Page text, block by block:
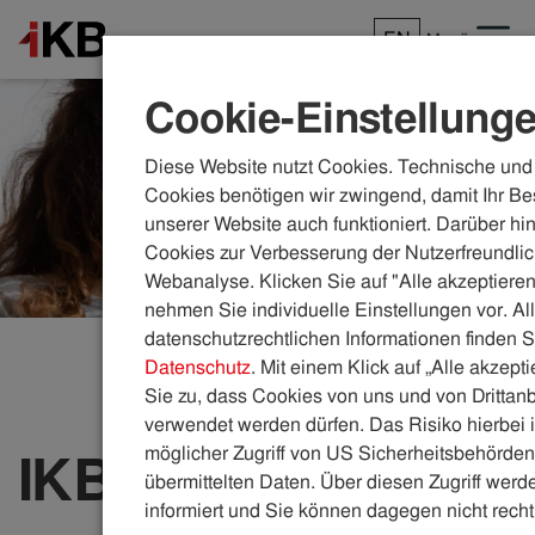
EN Menü
IKB-DIREKT
Cookie-
Diese Website nutzt Cookies. Technische
Cookies benötigen wir zwingend, damit Ihr
unserer Website auch funktioniert. Darüber
Cookies zur Verbesserung der
Webanalyse. Klicken Sie auf "Alle
nehmen Sie individuelle Einstellungen vor.
datenschutzrechtlichen Informationen finden
Datenschutz. Mit einem Klick auf „Alle
Sie zu, dass Cookies von uns und von
verwendet werden dürfen. Das Risiko hierbei
möglicher Zugriff von US
übermittelten Daten. Über diesen Zugriff
informiert und Sie können dagegen nicht